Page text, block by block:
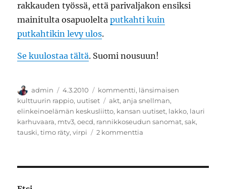
rakkauden työssä, että parivaljakon ensiksi
mainitulta osapuoleltaputkahti kuin
putkahtikin levy ulos.
Se kuulostaa tältä. Suomi nousuun!
Kirjoittaja
admin Julkaistu
4.3.2010 Kategoriat
kommentti, länsimaisen
kulttuurin rappio, uutiset Avainsanat
akt,anja snellman,
elinkeinoelämän keskusliitto, kansan uutiset, lakko, lauri
karhuvaara, mtv3,oecd, rannikkoseudun sanomat,sak,
tauski,timo räty,virpi 2 kommenttia